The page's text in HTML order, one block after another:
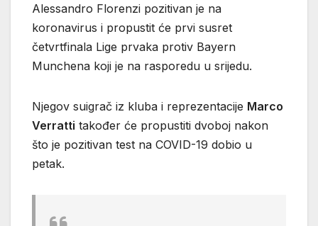
Alessandro Florenzi pozitivan je na
koronavirus i propustit će prvi susret
četvrtfinala Lige prvaka protiv Bayern
Munchena koji je na rasporedu u srijedu.
Njegov suigrač iz kluba i reprezentacije Marco
Verratti također će propustiti dvoboj nakon
što je pozitivan test na COVID-19 dobio u
petak.